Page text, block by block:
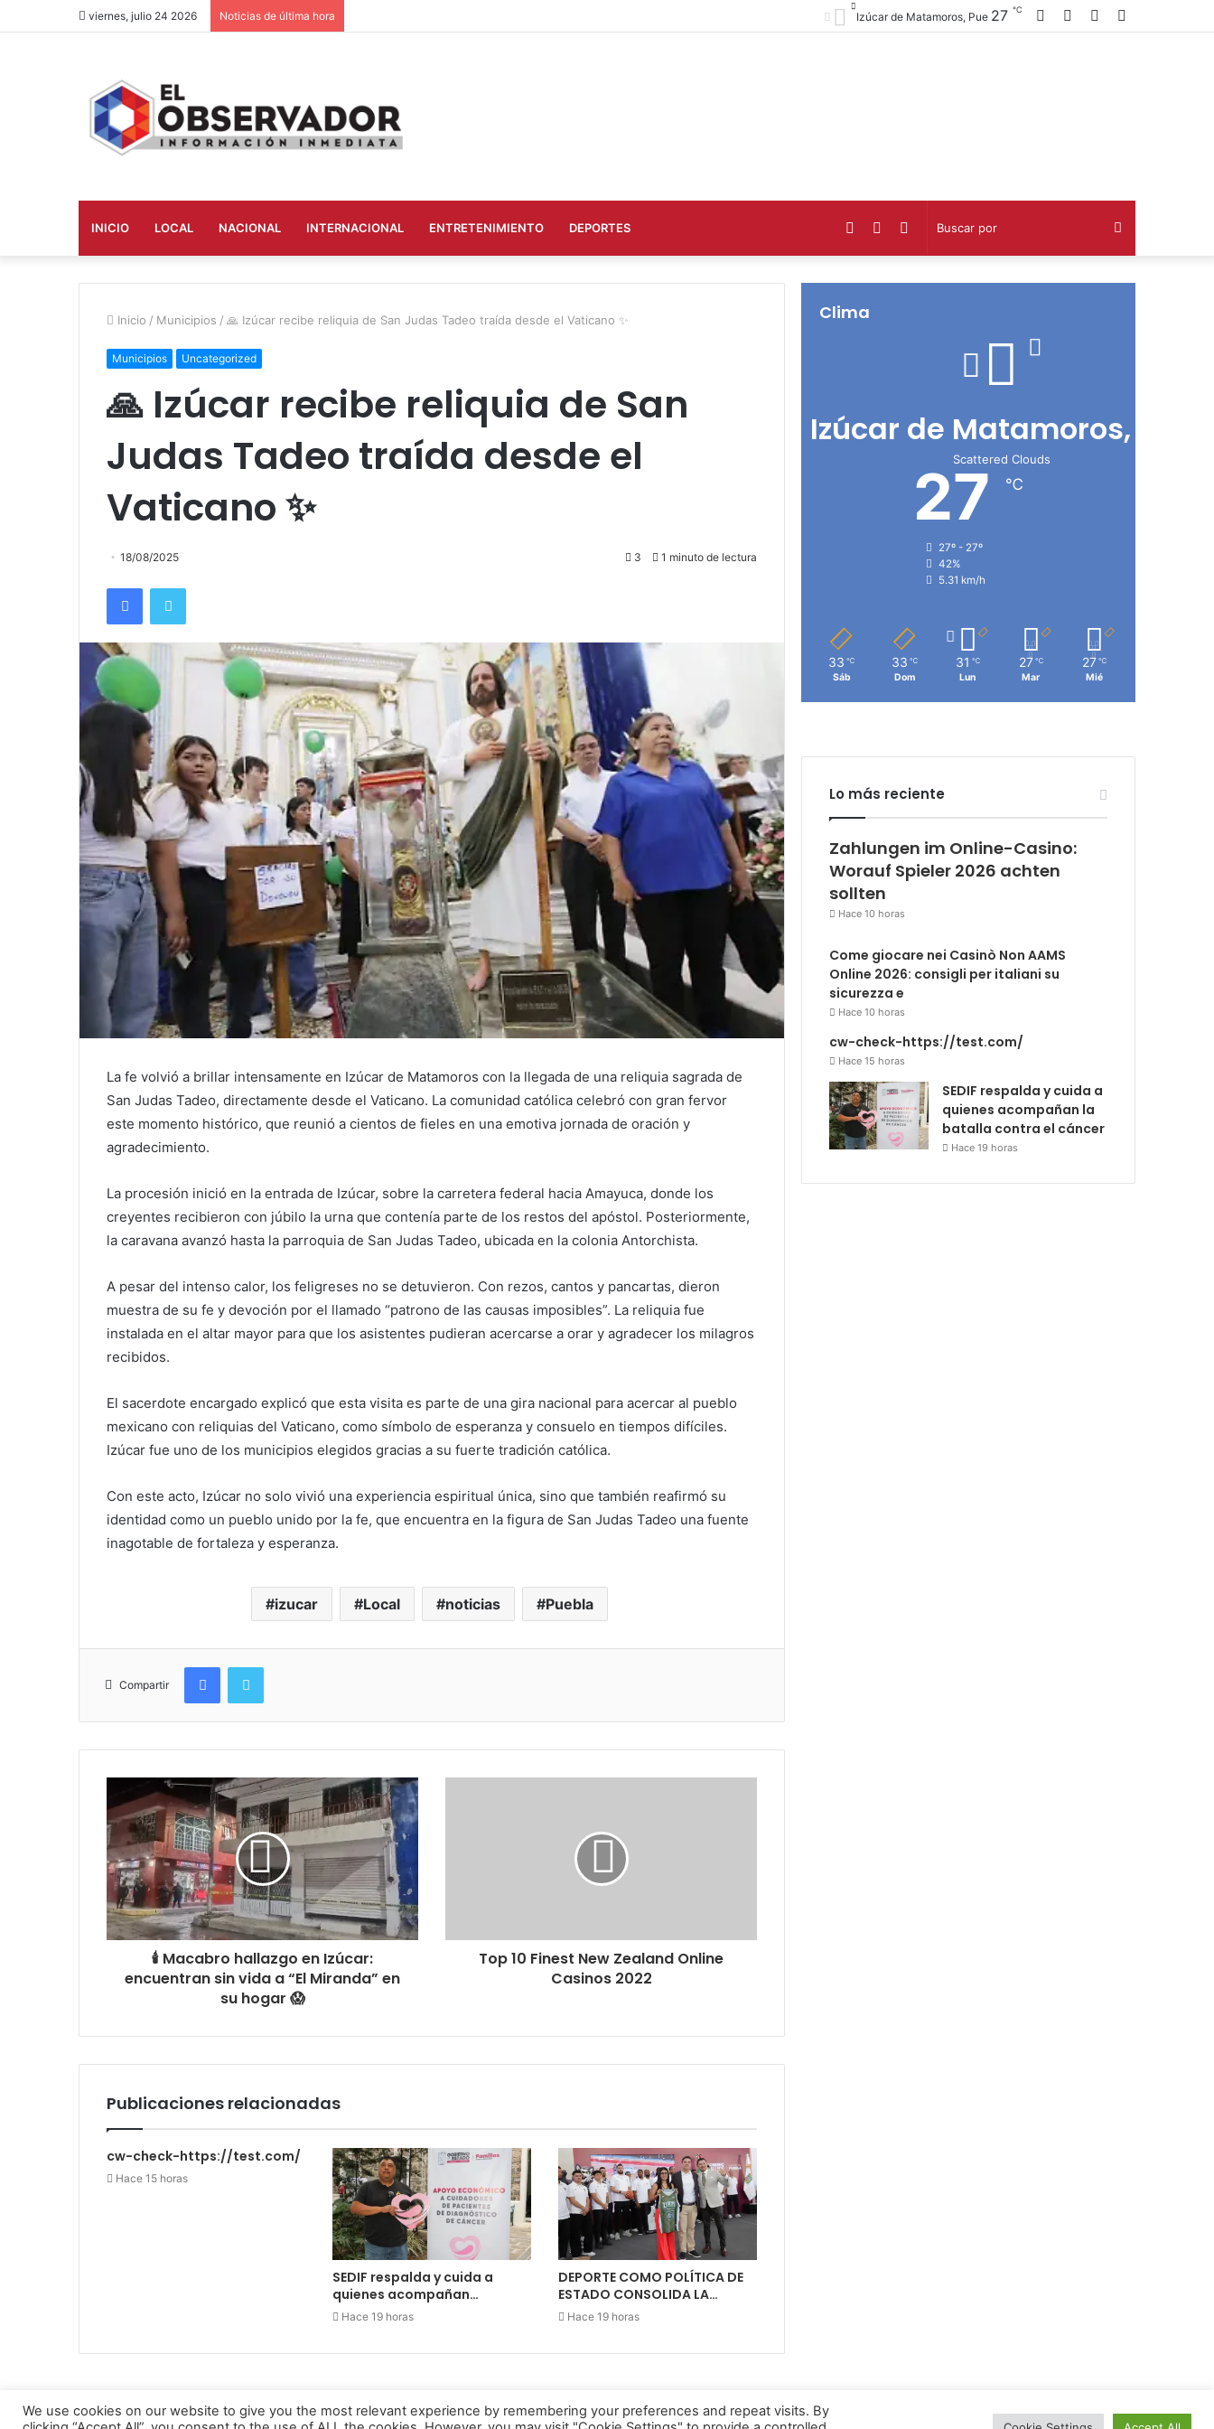
viernes, julio 24 2026 Noticias de última hora Telegram
Twitter
Facebook
Izúcar de Matamoros, Pue 27 ℃
INICIO LOCAL NACIONAL INTERNACIONAL ENTRETENIMIENTO DEPORTES Buscar
por
Telegram
Twitter
Facebook
Inicio / Municipios / 🙏 Izúcar recibe reliquia de San Judas Tadeo traída desde el Vaticano ✨
Municipios Uncategorized
🙏 Izúcar recibe reliquia de San
Judas Tadeo traída desde el
Vaticano ✨
18/08/2025 3 1 minuto de lectura
FacebookTwitter
La fe volvió a brillar intensamente en Izúcar de Matamoros con la llegada de una reliquia sagrada de
San Judas Tadeo, directamente desde el Vaticano. La comunidad católica celebró con gran fervor
este momento histórico, que reunió a cientos de fieles en una emotiva jornada de oración y
agradecimiento.
La procesión inició en la entrada de Izúcar, sobre la carretera federal hacia Amayuca, donde los
creyentes recibieron con júbilo la urna que contenía parte de los restos del apóstol. Posteriormente,
la caravana avanzó hasta la parroquia de San Judas Tadeo, ubicada en la colonia Antorchista.
A pesar del intenso calor, los feligreses no se detuvieron. Con rezos, cantos y pancartas, dieron
muestra de su fe y devoción por el llamado “patrono de las causas imposibles”. La reliquia fue
instalada en el altar mayor para que los asistentes pudieran acercarse a orar y agradecer los milagros
recibidos.
El sacerdote encargado explicó que esta visita es parte de una gira nacional para acercar al pueblo
mexicano con reliquias del Vaticano, como símbolo de esperanza y consuelo en tiempos difíciles.
Izúcar fue uno de los municipios elegidos gracias a su fuerte tradición católica.
Con este acto, Izúcar no solo vivió una experiencia espiritual única, sino que también reafirmó su
identidad como un pueblo unido por la fe, que encuentra en la figura de San Judas Tadeo una fuente
inagotable de fortaleza y esperanza.
izucar Local noticias Puebla
Compartir
FacebookTwitter
🕯️ Macabro hallazgo en Izúcar:
encuentran sin vida a “El Miranda” en
su hogar 😱
Top 10 Finest New Zealand Online
Casinos 2022
Publicaciones relacionadas
cw-check-https://test.com/
Hace 15 horas
SEDIF respalda y cuida a
quienes acompañan…
Hace 19 horas
DEPORTE COMO POLÍTICA DE
ESTADO CONSOLIDA LA…
Hace 19 horas
Clima
Izúcar de Matamoros, Pue
Scattered Clouds
27 ℃
27º - 27º
42%
5.31 km/h
33 ℃
Sáb
33 ℃
Dom
31 ℃
Lun
27 ℃
Mar
27 ℃
Mié
Lo más reciente
Zahlungen im Online-Casino:
Worauf Spieler 2026 achten
sollten
Hace 10 horas
Come giocare nei Casinò Non AAMS
Online 2026: consigli per italiani su
sicurezza e
Hace 10 horas
cw-check-https://test.com/
Hace 15 horas
SEDIF respalda y cuida a
quienes acompañan la
batalla contra el cáncer
Hace 19 horas
We use cookies on our website to give you the most relevant experience by remembering your preferences and repeat visits. By